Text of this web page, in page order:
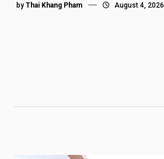
by Thai Khang Pham August 4, 2026